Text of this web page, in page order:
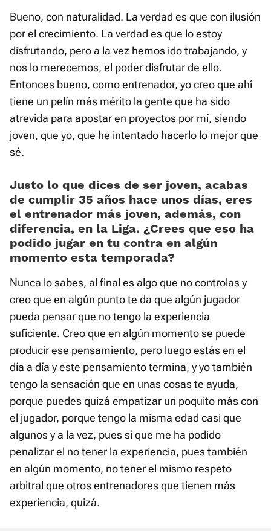
Bueno, con naturalidad. La verdad es que con ilusión
por el crecimiento. La verdad es que lo estoy
disfrutando, pero a la vez hemos ido trabajando, y
nos lo merecemos, el poder disfrutar de ello.
Entonces bueno, como entrenador, yo creo que ahí
tiene un pelín más mérito la gente que ha sido
atrevida para apostar en proyectos por mí, siendo
joven, que yo, que he intentado hacerlo lo mejor que
sé.
Justo lo que dices de ser joven, acabas
de cumplir 35 años hace unos días, eres
el entrenador más joven, además, con
diferencia, en la Liga. ¿Crees que eso ha
podido jugar en tu contra en algún
momento esta temporada?
Nunca lo sabes, al final es algo que no controlas y
creo que en algún punto te da que algún jugador
pueda pensar que no tengo la experiencia
suficiente. Creo que en algún momento se puede
producir ese pensamiento, pero luego estás en el
día a día y este pensamiento termina, y yo también
tengo la sensación que en unas cosas te ayuda,
porque puedes quizá empatizar un poquito más con
el jugador, porque tengo la misma edad casi que
algunos y a la vez, pues sí que me ha podido
penalizar el no tener la experiencia, pues también
en algún momento, no tener el mismo respeto
arbitral que otros entrenadores que tienen más
experiencia, quizá.